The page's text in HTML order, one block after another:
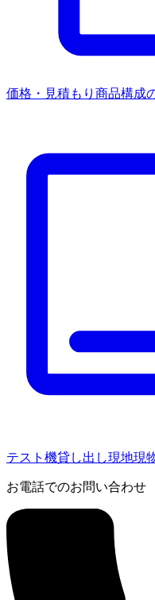
価格・見積もり 商品構成
テスト機貸し出し現地現
お電話でのお問い合わせ